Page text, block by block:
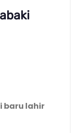
baru lahir